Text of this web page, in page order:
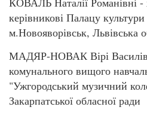
керівникові Палацу
м.Новояворівськ, Львівська
МАДЯР-НОВАК Вірі
комунального вищого
"Ужгородський музичний
Закарпатської обласної ради